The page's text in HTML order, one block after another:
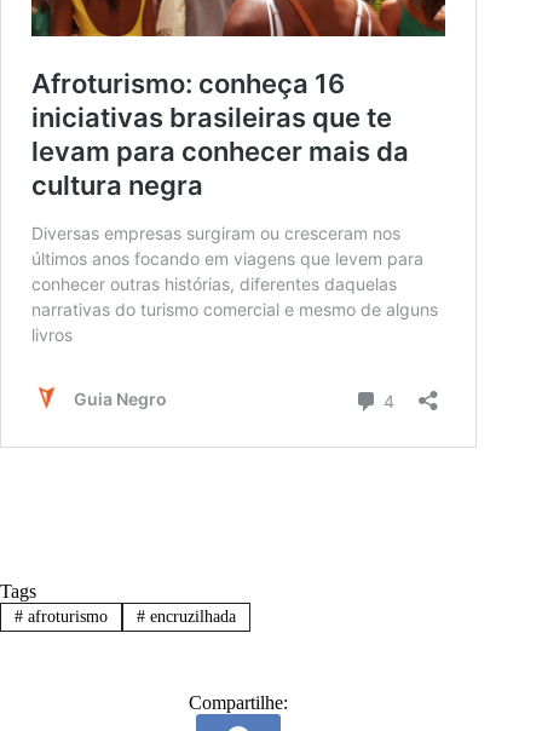
Tags
#afroturismo #encruzilhada
Compartilhe: